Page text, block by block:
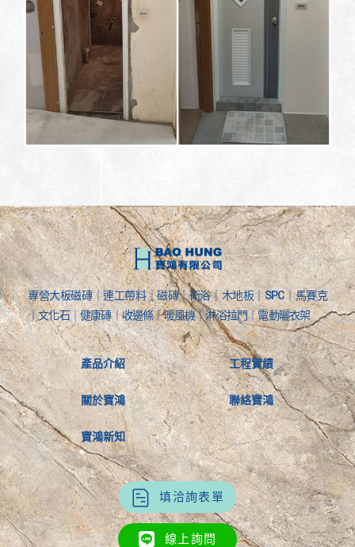
專營大板磁磚｜連工帶料｜磁磚｜衛浴｜木地板｜SPC｜馬賽克
｜文化石｜健康磚｜收邊條｜暖風機｜淋浴拉門｜電動曬衣架
產品介紹
關於寶鴻
寶鴻新知
工程實績
聯絡寶鴻
填洽詢表單
線上詢問